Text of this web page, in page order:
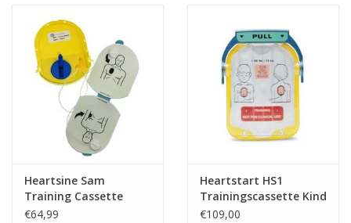
Heartsine Sam
Training Cassette
€64,99
Heartstart HS1
Trainingscassette Kind
€109,00